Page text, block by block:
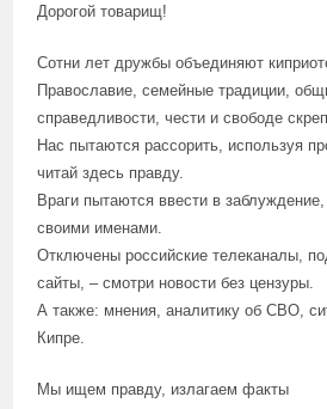
Дорогой товарищ!
Сотни лет дружбы объединяют
Православие, семейные традиции,
справедливости, чести и свободе
Нас пытаются рассорить, используя
читай здесь правду.
Враги пытаются ввести в
своими именами.
Отключены российские телеканалы,
сайты, – смотри новости без цензуры.
А также: мнения, аналитику об СВО,
Кипре.
Мы ищем правду, излагаем факты